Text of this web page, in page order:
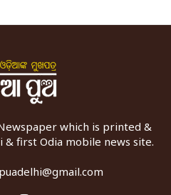
which is printed &
first Odia mobile news site.